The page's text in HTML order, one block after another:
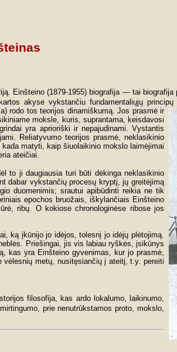
Einšteino (1879-1955) biografija — tai
akyse vykstančiu fundamentaliųjų principų
rodo tos teorijos dinamiškumą. Jos prasmė ir
moksle, kuris, suprantama, keisdavosi
yra aprioriški ir nepajudinami. Vystantis
Reliatyvumo teorijos prasmė, neklasikinio
matyti, kaip šiuolaikinio mokslo laimėjimai
ateičiai.
to ji daugiausia turi būti dėkinga neklasikinio
dabar vykstančių procesų kryptį, jų greitėjimą
duomenimis; srautui apibūdinti reikia ne tik
epochos bruožais, iškylančiais Einšteino
ribų. O kokiose chronologinėse ribose jos
ką įkūnijo jo idėjos, tolesnį jo idėjų plėtojimą.
Priešingai, jis vis labiau ryškės, įsikūnys
kas yra Einšteino gyvenimas, kur jo prasmė,
metų, nusitęsiančių į ateitį, t.y. pereiti
filosofija, kas ardo lokalumo, laikinumo,
prie nenutrūkstamos proto, mokslo,